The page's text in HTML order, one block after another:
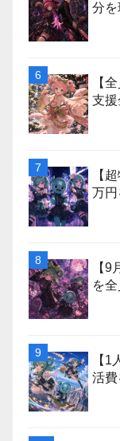
分
【
支
【
万
【
を
【
活費